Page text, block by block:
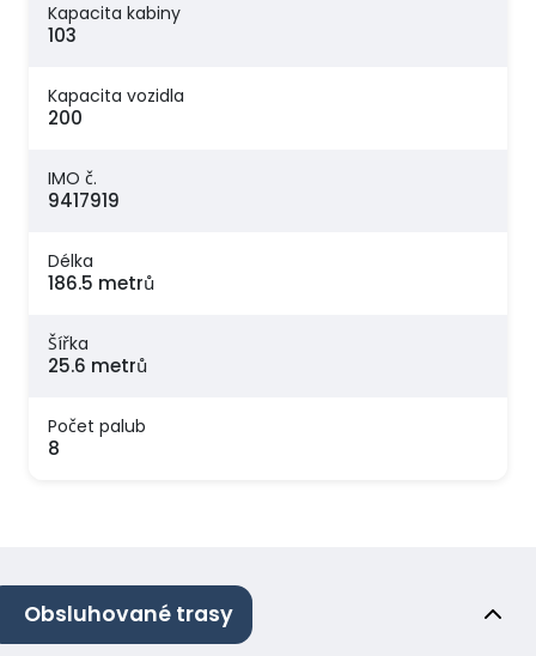
Kapacita kabiny
103
Kapacita vozidla
200
IMO č.
9417919
Délka
186.5 metrů
Šířka
25.6 metrů
Počet palub
8
Obsluhované trasy